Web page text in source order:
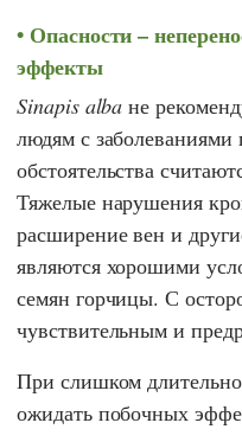
Опасности –
эффекты
Sinapis alba не
людям с заболеваниями
обстоятельства
Тяжелые нарушения
расширение вен и
являются хорошими
семян горчицы. С
чувствительным и
При слишком
ожидать побочных